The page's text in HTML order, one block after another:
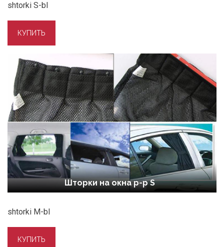
shtorki S-bl
Шторки на окна р-р S
shtorki M-bl